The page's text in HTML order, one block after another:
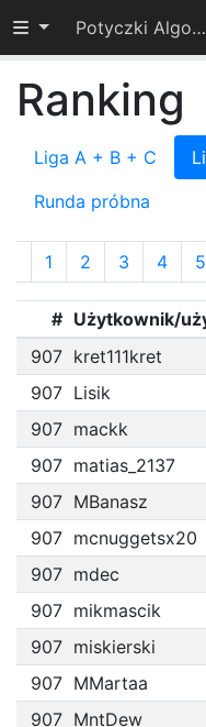
Przełącz widoczność Potyczki Algorytmiczne 2020
Ranking
Liga A + B + C
Runda próbna
1 2 3 4 5
# Użytkownik/
907 kret111kret
907 Lisik
907 mackk
907 matias_2137
907 MBanasz
907 mcnuggetsx20
907 mdec
907 mikmascik
907 miskierski
907 MMartaa
907 MntDew